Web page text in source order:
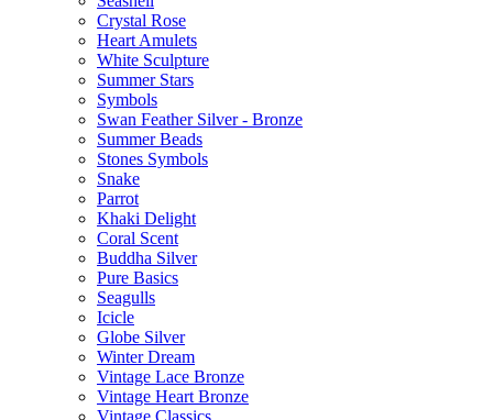
Crystal Rose
Heart Amulets
White Sculpture
Summer Stars
Symbols
Swan Feather Silver - Bronze
Summer Beads
Stones Symbols
Snake
Parrot
Khaki Delight
Coral Scent
Buddha Silver
Pure Basics
Seagulls
Icicle
Globe Silver
Winter Dream
Vintage Lace Bronze
Vintage Heart Bronze
Vintage Classics